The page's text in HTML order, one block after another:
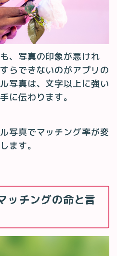
、写真の印象が悪けれ
らできないのがアプリの
写真は、文字以上に強い
に伝わります。
写真でマッチング率が変
ます。
ッチングの命と言